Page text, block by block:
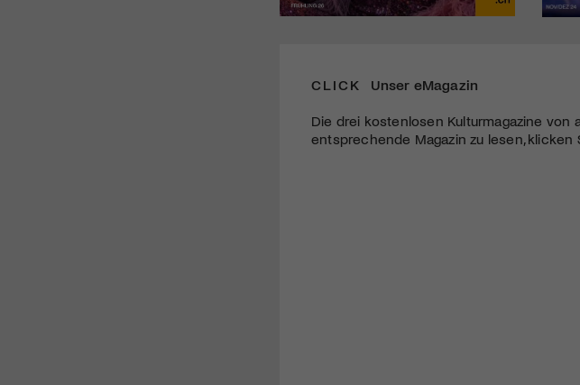
CLICK Unser eMagazin
Die drei kostenlosen Kulturmagazine von
entsprechende Magazin zu lesen, klicken